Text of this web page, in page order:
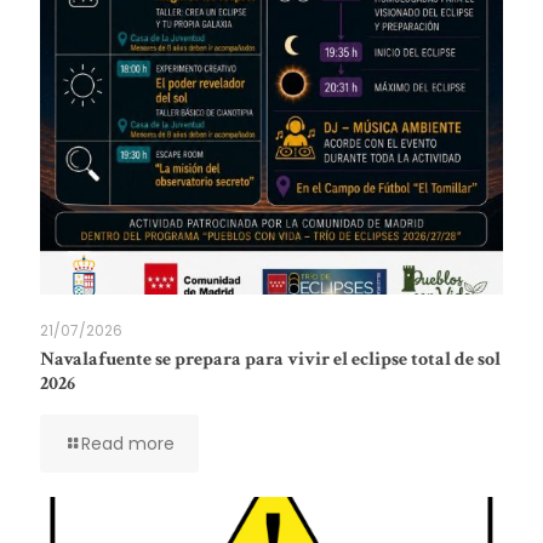
21/07/2026
Navalafuente se prepara para vivir el eclipse total de sol
2026
Read more